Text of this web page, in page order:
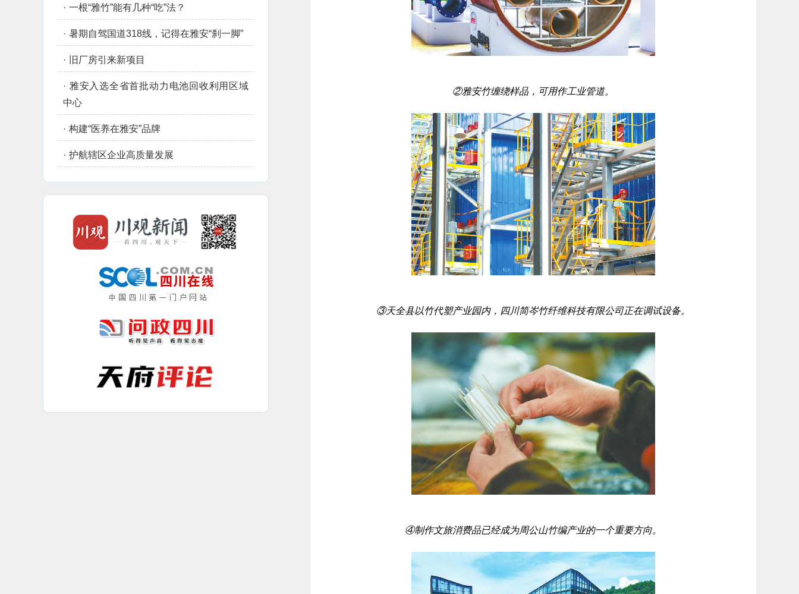
· 一根“雅竹”能有几种“吃”法？
· 暑期自驾国道318线，记得在雅安“刹一脚”
· 旧厂房引来新项目
· 雅安入选全省首批动力电池回收利用区域
中心
· 构建“医养在雅安”品牌
· 护航辖区企业高质量发展
②雅安竹缠绕样品，可用作工业管道。
③天全县以竹代塑产业园内，四川简岑竹纤维科技有限公司正在调试设备。
④制作文旅消费品已经成为周公山竹编产业的一个重要方向。